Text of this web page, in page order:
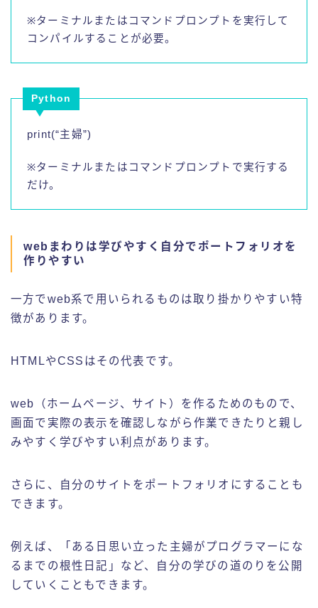
※ターミナルまたはコマンドプロンプトを実行して
コンパイルすることが必要。
Python
print(“主婦”)
※ターミナルまたはコマンドプロンプトで実行する
だけ。
webまわりは学びやすく自分でポートフォリオを
作りやすい
一方でweb系で用いられるものは取り掛かりやすい特
徴があります。
HTMLやCSSはその代表です。
web（ホームページ、サイト）を作るためのもので、
画面で実際の表示を確認しながら作業できたりと親し
みやすく学びやすい利点があります。
さらに、自分のサイトをポートフォリオにすることも
できます。
例えば、「ある日思い立った主婦がプログラマーにな
るまでの根性日記」など、自分の学びの道のりを公開
していくこともできます。